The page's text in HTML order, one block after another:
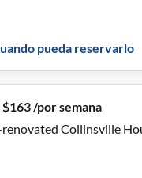
pueda reservarlo
/por semana
Collinsville